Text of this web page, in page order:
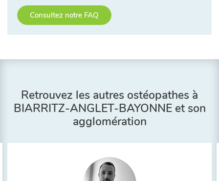
Consultez notre FAQ
Retrouvez les autres ostéopathes à
BIARRITZ-ANGLET-BAYONNE et son
agglomération